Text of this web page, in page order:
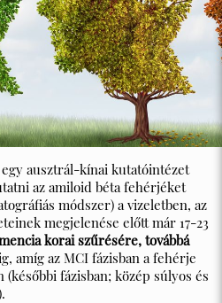
ausztrál-kínai kutatóintézet
az amiloid béta fehérjéket
módszer) a vizeletben, az
megjelenése előtt már 17-23
korai szűrésére, továbbá
amíg az MCI fázisban a fehérje
fázisban; közép súlyos és